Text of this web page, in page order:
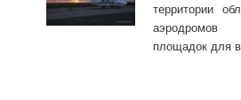
территории
площадок для